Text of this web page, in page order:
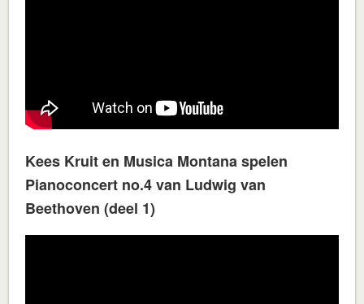
Kees Kruit en Musica Montana spelen
Pianoconcert no.4 van Ludwig van
Beethoven (deel 1)